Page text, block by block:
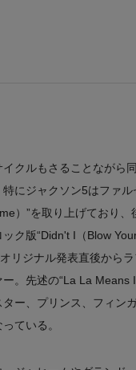
クルもさることながら
にジャクソン5はファ
）”を取り上げており
ク版“Didn't I（Blow
リジナル発表直後から
。先述の“La La Means I
ー、プリンス、フィン
ている。